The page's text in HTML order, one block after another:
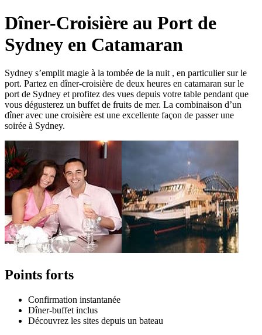
Dîner-Croisière au Port de
Sydney en Catamaran
Sydney s’emplit magie à la tombée de la nuit , en particulier sur le
port. Partez en dîner-croisière de deux heures en catamaran sur le
port de Sydney et profitez des vues depuis votre table pendant que
vous dégusterez un buffet de fruits de mer. La combinaison d’un
dîner avec une croisière est une excellente façon de passer une
soirée à Sydney.
Points forts
Confirmation instantanée
Dîner-buffet inclus
Découvrez les sites depuis un bateau